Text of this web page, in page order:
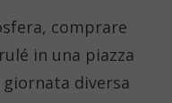
comprare
in una piazza
diversa